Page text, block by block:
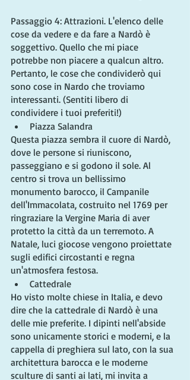
Passaggio 4: Attrazioni. L'elenco delle
cose da vedere e da fare a Nardò è
soggettivo. Quello che mi piace
potrebbe non piacere a qualcun altro.
Pertanto, le cose che condividerò qui
sono cose in Nardo che troviamo
interessanti. (Sentiti libero di
condividere i tuoi preferiti!)
Piazza Salandra
Questa piazza sembra il cuore di Nardò,
dove le persone si riuniscono,
passeggiano e si godono il sole. Al
centro si trova un bellissimo
monumento barocco, il Campanile
dell'Immacolata, costruito nel 1769 per
ringraziare la Vergine Maria di aver
protetto la città da un terremoto. A
Natale, luci giocose vengono proiettate
sugli edifici circostanti e regna
un'atmosfera festosa.
Cattedrale
Ho visto molte chiese in Italia, e devo
dire che la cattedrale di Nardò è una
delle mie preferite. I dipinti nell'abside
sono unicamente storici e moderni, e la
cappella di preghiera sul lato, con la sua
architettura barocca e le moderne
sculture di santi ai lati, mi invita a